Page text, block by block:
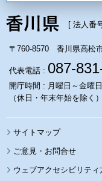
[ 法人番
〒760-8570 香川県高松
代表電話 : 087-
開庁時間 : 月曜日～金曜
（休日・年末年始を除く）
サイトマップ
ウェブアクセシビリティ